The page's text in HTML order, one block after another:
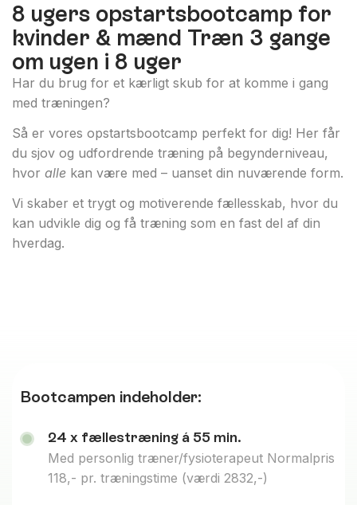
8 ugers opstartsbootcamp for
kvinder & mænd Træn 3 gange
om ugen i 8 uger
Har du brug for et kærligt skub for at komme i gang
med træningen?
Så er vores opstartsbootcamp perfekt for dig! Her får
du sjov og udfordrende træning på begynderniveau,
hvor alle kan være med – uanset din nuværende form.
Vi skaber et trygt og motiverende fællesskab, hvor du
kan udvikle dig og få træning som en fast del af din
hverdag.
Bootcampen indeholder:
24 x fællestræning á 55 min.
Med personlig træner/fysioterapeut Normalpris
118,- pr. træningstime (værdi 2832,-)